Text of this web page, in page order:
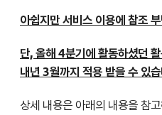
아쉽지만 서비스 이용에 참조
단, 올해 4분기에 활동하셨던
내년 3월까지 적용 받을 수 있
상세 내용은 아래의 내용을 참